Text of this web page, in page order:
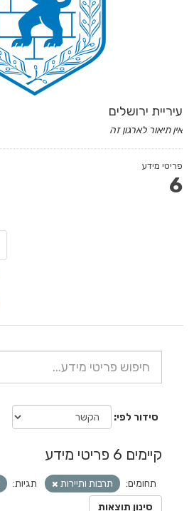
עיריית ירושלים
אין תיאור לארגון זה
פריטי מידע
6
סידור לפי
קיימים 6 פריטי מידע
תחומים: תרבות ותיירות תגיות:
סינון תוצאות